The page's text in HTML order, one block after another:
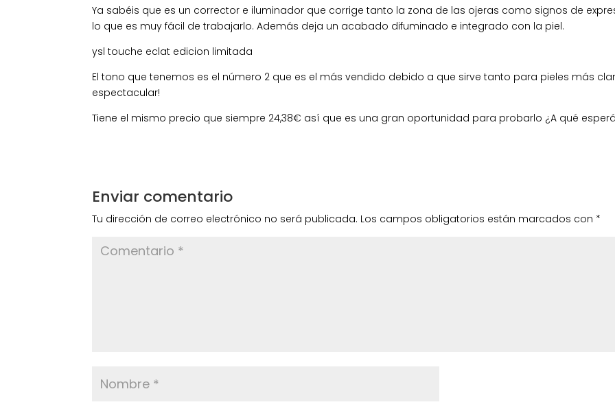
Ya sabéis que es un corrector e iluminador que corrige tanto la zona de las ojeras como signos de
lo que es muy fácil de trabajarlo. Además deja un acabado difuminado e integrado con la piel.
ysl touche eclat edicion limitada
El tono que tenemos es el número 2 que es el más vendido debido a que sirve tanto para pieles más
espectacular!
Tiene el mismo precio que siempre 24,38€ así que es una gran oportunidad para probarlo ¿A qué
Enviar comentario
Tu dirección de correo electrónico no será publicada. Los campos obligatorios están marcados con *